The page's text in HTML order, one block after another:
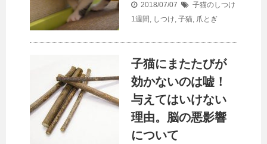
2018/07/07
子猫のしつけ
1週間 , しつけ, 子猫, 爪とぎ
子猫にまたたびが
効かないのは嘘！
与えてはいけない
理由。脳の悪影響
について